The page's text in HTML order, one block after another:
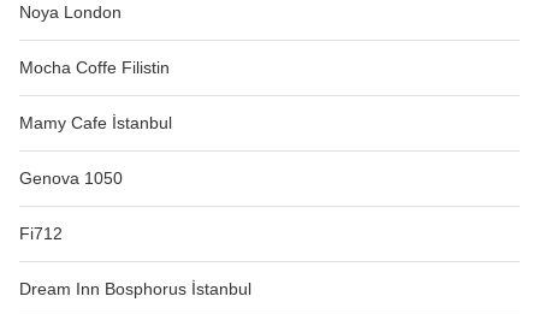
Noya London
Mocha Coffe Filistin
Mamy Cafe İstanbul
Genova 1050
Fi712
Dream Inn Bosphorus İstanbul